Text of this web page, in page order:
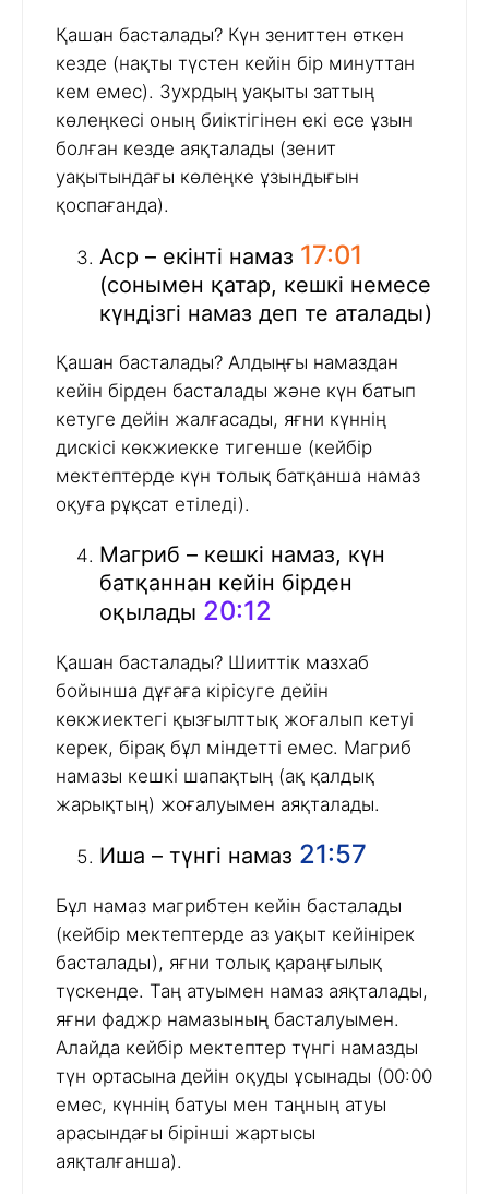
Қашан басталады? Күн зениттен өткен
кезде (нақты түстен кейін бір минуттан
кем емес). Зухрдың уақыты заттың
көлеңкесі оның биіктігінен екі есе ұзын
болған кезде аяқталады (зенит
уақытындағы көлеңке ұзындығын
қоспағанда).
Аср – екінті намаз 17:01
(сонымен қатар, кешкі немесе
күндізгі намаз деп те аталады)
Қашан басталады? Алдыңғы намаздан
кейін бірден басталады және күн батып
кетуге дейін жалғасады, яғни күннің
дискісі көкжиекке тигенше (кейбір
мектептерде күн толық батқанша намаз
оқуға рұқсат етіледі).
Магриб – кешкі намаз, күн
батқаннан кейін бірден
оқылады 20:12
Қашан басталады? Шииттік мазхаб
бойынша дұғаға кірісуге дейін
көкжиектегі қызғылттық жоғалып кетуі
керек, бірақ бұл міндетті емес. Магриб
намазы кешкі шапақтың (ақ қалдық
жарықтың) жоғалуымен аяқталады.
Иша – түнгі намаз 21:57
Бұл намаз магрибтен кейін басталады
(кейбір мектептерде аз уақыт кейінірек
басталады), яғни толық қараңғылық
түскенде. Таң атуымен намаз аяқталады,
яғни фаджр намазының басталуымен.
Алайда кейбір мектептер түнгі намазды
түн ортасына дейін оқуды ұсынады (00:00
емес, күннің батуы мен таңның атуы
арасындағы бірінші жартысы
аяқталғанша).